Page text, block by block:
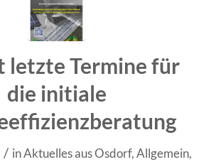
letzte Termine für
die initiale
/ inAktuelles aus Osdorf,Allgemein,